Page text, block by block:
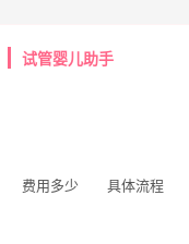
试管婴儿助手
费用多少 具体流程